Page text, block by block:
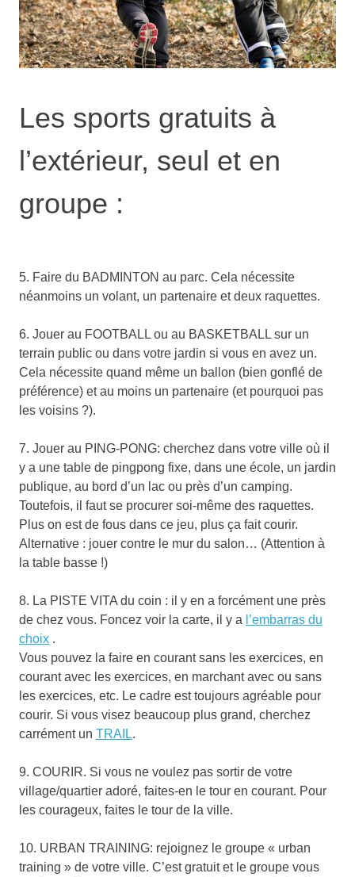
Les sports gratuits à
l’extérieur, seul et en
groupe :
5. Faire du BADMINTON au parc. Cela nécessite
néanmoins un volant, un partenaire et deux raquettes.
6. Jouer au FOOTBALL ou au BASKETBALL sur un
terrain public ou dans votre jardin si vous en avez un.
Cela nécessite quand même un ballon (bien gonflé de
préférence) et au moins un partenaire (et pourquoi pas
les voisins ?).
7. Jouer au PING-PONG: cherchez dans votre ville où il
y a une table de pingpong fixe, dans une école, un jardin
publique, au bord d’un lac ou près d’un camping.
Toutefois, il faut se procurer soi-même des raquettes.
Plus on est de fous dans ce jeu, plus ça fait courir.
Alternative : jouer contre le mur du salon… (Attention à
la table basse !)
8. La PISTE VITA du coin : il y en a forcément une près
de chez vous. Foncez voir la carte, il y a l’embarras du
choix .
Vous pouvez la faire en courant sans les exercices, en
courant avec les exercices, en marchant avec ou sans
les exercices, etc. Le cadre est toujours agréable pour
courir. Si vous visez beaucoup plus grand, cherchez
carrément un TRAIL.
9. COURIR. Si vous ne voulez pas sortir de votre
village/quartier adoré, faites-en le tour en courant. Pour
les courageux, faites le tour de la ville.
10. URBAN TRAINING: rejoignez le groupe « urban
training » de votre ville. C’est gratuit et le groupe vous